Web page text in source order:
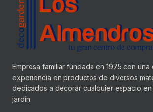
Empresa familiar fundada en 1975 con una
experiencia en productos de diversos
dedicados a decorar cualquier espacio en
jardín.